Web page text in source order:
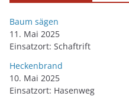
Baum sägen
11. Mai 2025
Einsatzort: Schaftrift
Heckenbrand
10. Mai 2025
Einsatzort: Hasenweg